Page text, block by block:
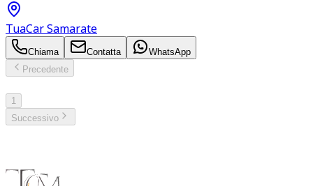
TuaCar Samarate
Chiama Contatta
WhatsApp
Precedente
1
Successivo